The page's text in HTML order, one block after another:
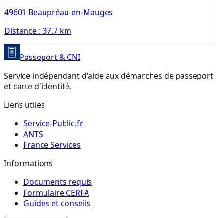
49601 Beaupréau-en-Mauges
Distance : 37.7 km
Passeport & CNI
Service indépendant d'aide aux démarches de passeport
et carte d'identité.
Liens utiles
Service-Public.fr
ANTS
France Services
Informations
Documents requis
Formulaire CERFA
Guides et conseils